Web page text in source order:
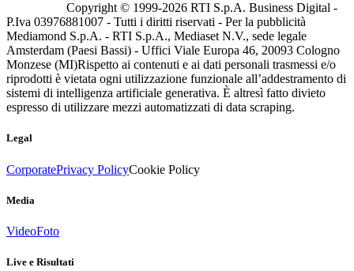
Copyright © 1999-2026 RTI S.p.A. Business Digital -
P.Iva 03976881007 - Tutti i diritti riservati - Per la pubblicità
Mediamond S.p.A. - RTI S.p.A., Mediaset N.V., sede legale
Amsterdam (Paesi Bassi) - Uffici Viale Europa 46, 20093 Cologno
Monzese (MI)Rispetto ai contenuti e ai dati personali trasmessi e/o
riprodotti è vietata ogni utilizzazione funzionale all’addestramento di
sistemi di intelligenza artificiale generativa. È altresì fatto divieto
espresso di utilizzare mezzi automatizzati di data scraping.
Legal
CorporatePrivacy PolicyCookie Policy
Media
VideoFoto
Live e Risultati